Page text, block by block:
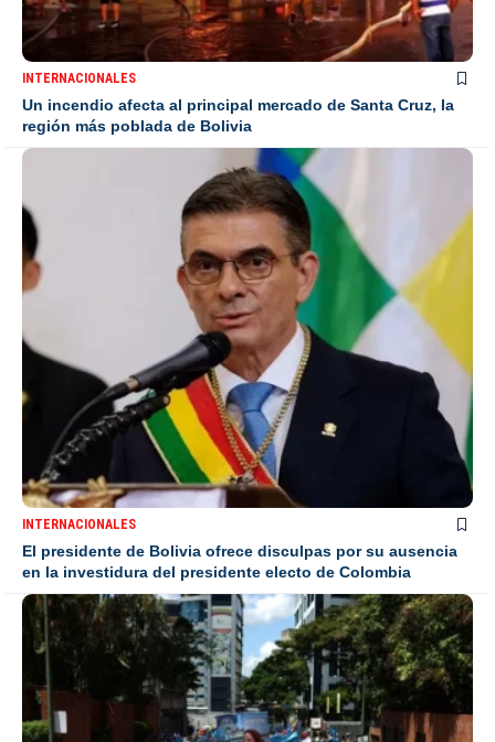
INTERNACIONALES
Un incendio afecta al principal mercado de Santa Cruz, la
región más poblada de Bolivia
INTERNACIONALES
El presidente de Bolivia ofrece disculpas por su ausencia
en la investidura del presidente electo de Colombia